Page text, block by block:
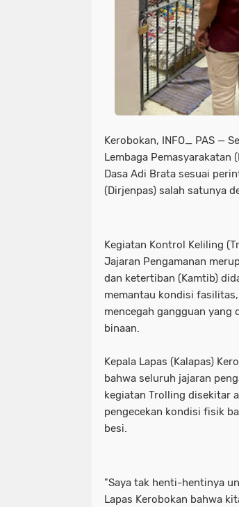
Kerobokan, INFO_ PAS —
Lembaga Pemasyarakatan
Dasa Adi Brata sesuai
(Dirjenpas) salah satunya
Kegiatan Kontrol Keliling
Jajaran Pengamanan
dan ketertiban (Kamtib)
memantau kondisi
mencegah gangguan yang
binaan.
Kepala Lapas (Kalapas)
bahwa seluruh jajaran
kegiatan Trolling disekitar
pengecekan kondisi fisik
besi.
"Saya tak henti-hentinya
Lapas Kerobokan bahwa